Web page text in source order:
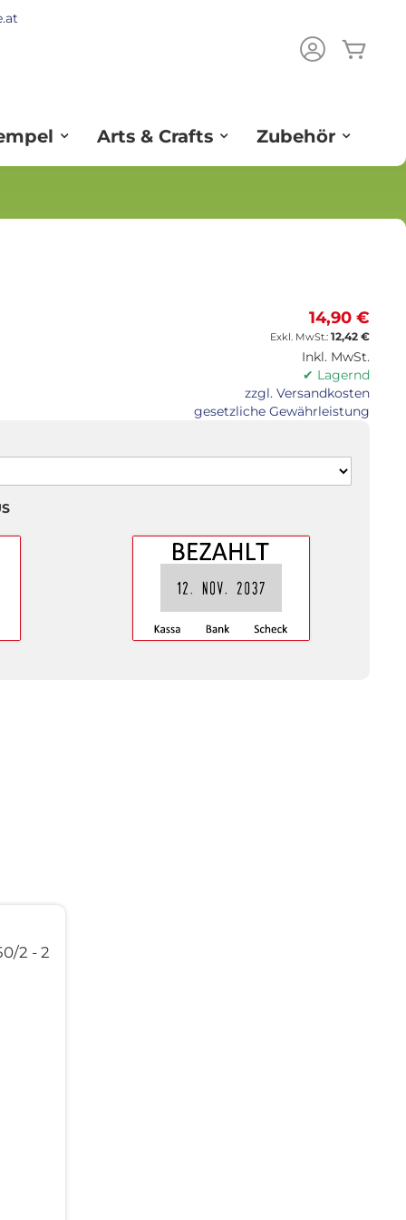
Arts & Crafts Zubehör
14,90 €
12,42 €
Inkl. MwSt.
✔ Lagernd
zzgl. Versandkosten
gesetzliche Gewährleistung
2 - 2